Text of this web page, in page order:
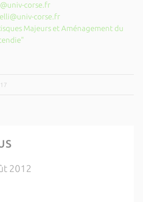
corse.fr
corse.fr
Majeurs et Aménagement du
2012